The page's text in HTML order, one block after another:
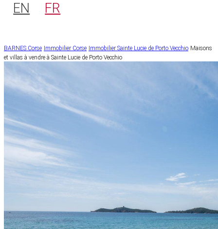
EN FR
BARNES Corse Immobilier Corse Immobilier Sainte Lucie de Porto Vecchio Maisons
et villas à vendre à Sainte Lucie de Porto Vecchio